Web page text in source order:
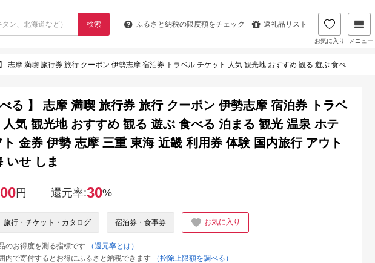
検索 ふるさと納税の限度額をチェック 返礼品リスト
お気に入り メニュー
券 旅行 クーポン 伊勢志摩 宿泊券 トラベル チケット 人気 観光地 おすすめ 観る 遊ぶ 食べる 泊まる 観光 温泉 ホテル 旅館 ギフト 金券 伊勢 志摩 三重 東海 近畿 利用券 体験 国内旅行 アウトドア 絶景 海 いせ しま
べる 】 志摩 満喫 旅行券 旅行 クーポン 伊勢志摩 宿泊券 トラベ
気 観光地 おすすめ 観る 遊ぶ 食べる 泊まる 観光 温泉 ホテ
金券 伊勢 志摩 三重 東海 近畿 利用券 体験 国内旅行 アウト
いせ しま
円 還元率:30%
旅行・チケット・カタログ 宿泊券・食事券 お気に入り
のお得度を測る指標です
（還元率とは）
内で寄付するとお得にふるさと納税できます
（控除上限額を調べる）